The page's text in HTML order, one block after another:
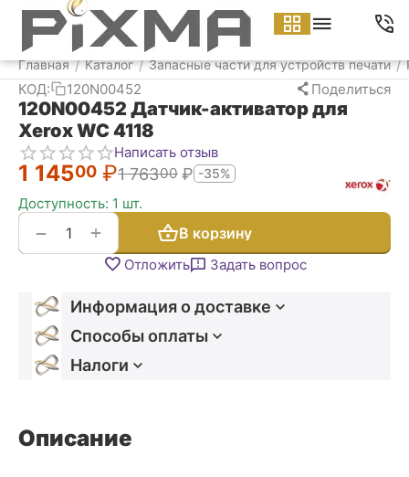
Главная / Каталог / Запасные части для устройств печати /
КОД: 120N00452 Поделиться
120N00452 Датчик-активатор для
Xerox WC 4118
Написать отзыв
1 14500 ₽1 76300 ₽ -35%
Доступность: 1 шт.
+
− В корзину
Отложить Задать вопрос
Информация о доставке
Способы оплаты
Налоги
Описание
Меню Найти Корзина Аккаунт